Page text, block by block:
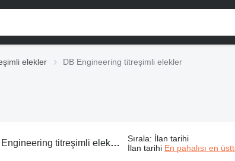
elekler DB Engineering titreşimli elekler
titreşimli elekler Sırala: İlan tarihi
İlan tarihi En pahalısı en